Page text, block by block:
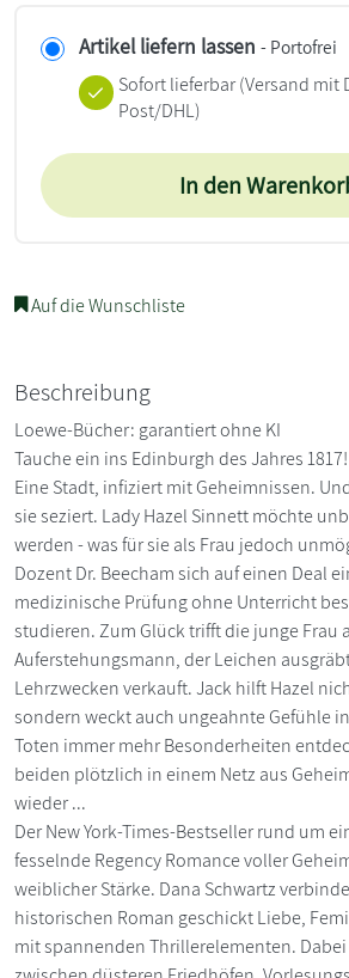
Artikel liefern lassen - Portofrei
Sofort lieferbar(Versand mit
Post/DHL)
In den
Auf die Wunschliste
Beschreibung
Loewe-Bücher: garantiert ohne KI
Tauche ein ins Edinburgh des Jahres 1817!
Eine Stadt, infiziert mit Geheimnissen.
sie seziert. Lady Hazel Sinnett möchte
werden - was für sie als Frau jedoch
Dozent Dr. Beecham sich auf einen Deal
medizinische Prüfung ohne Unterricht
studieren. Zum Glück trifft die junge Frau
Auferstehungsmann, der Leichen
Lehrzwecken verkauft. Jack hilft Hazel
sondern weckt auch ungeahnte Gefühle
Toten immer mehr Besonderheiten
beiden plötzlich in einem Netz aus
wieder ...
Der New York-Times-Bestseller rund um
fesselnde Regency Romance voller
weiblicher Stärke. Dana Schwartz
historischen Roman geschickt Liebe,
mit spannenden Thrillerelementen.